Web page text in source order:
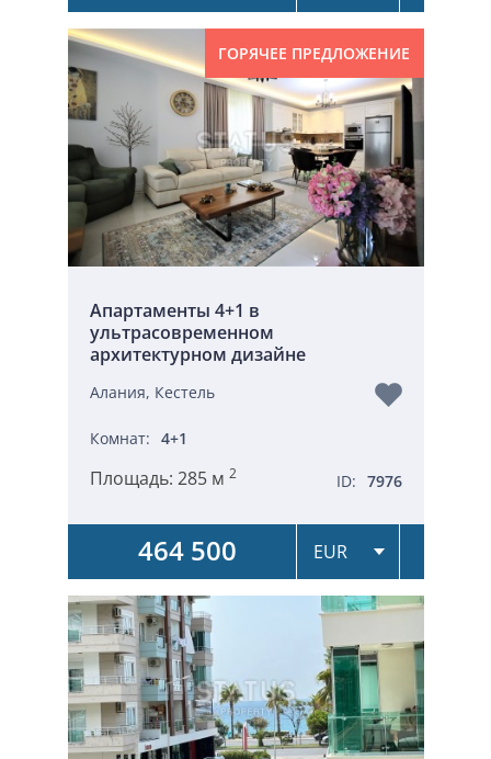
ГОРЯЧЕЕ ПРЕДЛОЖЕНИЕ
Апартаменты 4+1 в
ультрасовременном
архитектурном дизайне
Алания, Кестель
Комнат: 4+1
Площадь: 285 м 2 ID: 7976
464 500